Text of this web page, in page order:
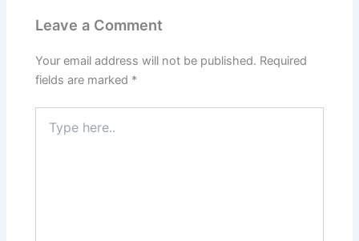
Leave a Comment
Your email address will not be published. Required
fields are marked *
here..